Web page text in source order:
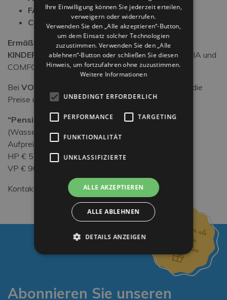
FAMILYZIMMER:318,-€
COMFORTZIMMER
305,-€
Ermäßigungen für Kinder:
KINDER FREIbis zu 10 Jahren in den Zimmern ADRIA und
COMFORT mit 2 zahlenden Erwachsenen.
Bei VOLLPENSION
(Mittags-Buffet) erhöhen sich die
Preise um 126,- pro Person/Woche.
“Pension Plus”
(Wasser und Hauswein bei den Mahlzeiten)
Aufpreis:
HP € 55,– pro Person/Woche (ab 12 Jahren)
VP € 90,– pro Person/Woche (ab 12 Jahren)
Kontaktieren Sie uns, um Ihren Urlaub zu buchen!
Abonnieren Sie unseren
Ihre Einwilligung können Sie jederzeit erteilen,
verweigern oder widerrufen.
Verwenden Sie den „Alle akzeptieren“-Button,
um dem Einsatz solcher Technologien
zuzustimmen. Verwenden Sie den „Alle
ablehnen“-Button oder schließen Sie diesen
Hinweis, um fortzufahren ohne zuzustimmen.
Weitere Informationen
UNBEDINGT ERFORDERLICH
PERFORMANCE TARGETING
FUNKTIONALITÄT
UNKLASSIFIZIERTE
ALLE AKZEPTIEREN
ALLE ABLEHNEN
DETAILS ANZEIGEN